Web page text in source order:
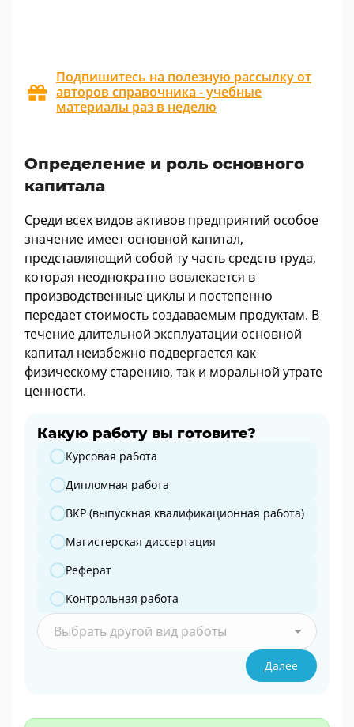
Подпишитесь на полезную рассылку от
авторов справочника - учебные
материалы раз в неделю
Определение и роль основного
капитала
Среди всех видов активов предприятий особое
значение имеет основной капитал,
представляющий собой ту часть средств труда,
которая неоднократно вовлекается в
производственные циклы и постепенно
передает стоимость создаваемым продуктам. В
течение длительной эксплуатации основной
капитал неизбежно подвергается как
физическому старению, так и моральной утрате
ценности.
Какую работу вы готовите?
Какую работу вы готовите?
Курсовая работа
Дипломная работа
ВКР (выпускная квалификационная работа)
Магистерская диссертация
Реферат
Контрольная работа
Выбрать другой вид работы
Далее